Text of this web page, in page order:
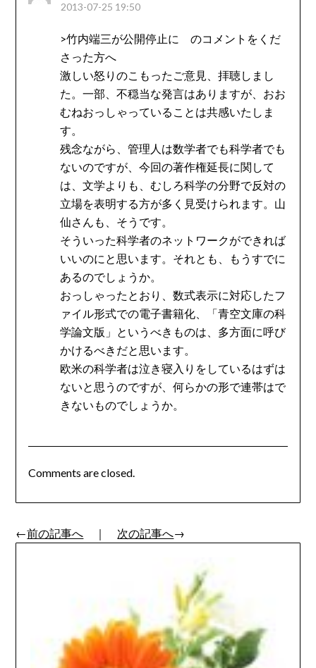
2013-07-25 19:50
>竹内端三が公開停止に のコメントをくだ
さった方へ
激しい怒りのこもったご意見、拝聴しまし
た。一部、不穏当な発言はありますが、おお
むねおっしゃっていることは共感いたしま
す。
残念ながら、管理人は数学者でも科学者でも
ないのですが、今回の著作権延長に関して
は、文学よりも、むしろ科学の分野で反対の
立場を表明する方が多く見受けられます。山
仙さんも、そうです。
そういった科学者のネットワークができれば
いいのにと思います。それとも、もうすでに
あるのでしょうか。
おっしゃったとおり、数式表示に対応したフ
ァイル形式での電子書籍化、「青空文庫の科
学論文版」というべきものは、多方面に呼び
かけるべきだと思います。
欧米の科学者は泣き寝入りをしているはずは
ないと思うのですが、何らかの形で連帯はで
きないものでしょうか。
Comments are closed.
←前の記事へ ｜ 次の記事へ→